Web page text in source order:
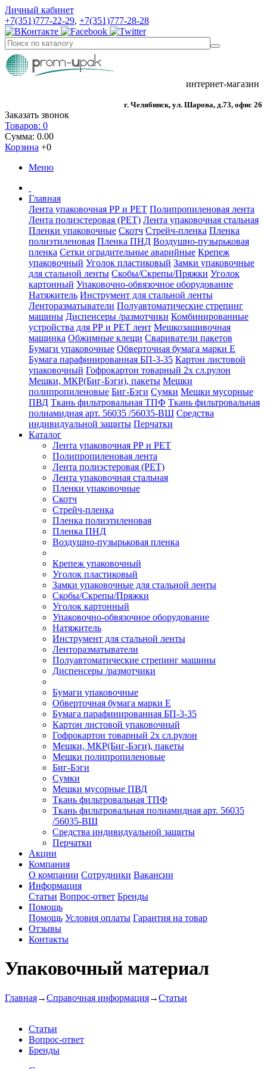
Личный кабинет
+7(351)777-22-29, +7(351)777-28-28
интернет-магазин
г. Челябинск, ул. Шарова, д.73, офис 26
Заказать звонок
Товаров: 0
Сумма: 0.00
Корзина +0
Меню
Главная
Лента упаковочная РР и РЕТ Полипропиленовая лента
Лента полиэстеровая (РЕТ) Лента упаковочная стальная
Пленки упаковочные Скотч Стрейч-пленка Пленка
полиэтиленовая Пленка ПНД Воздушно-пузырьковая
пленка Сетки оградительные аварийные Крепеж
упаковочный Уголок пластиковый Замки упаковочные
для стальной ленты Скобы/Скрепы/Пряжки Уголок
картонный Упаковочно-обвязочное оборудование
Натяжитель Инструмент для стальной ленты
Ленторазматыватели Полуавтоматические стрепинг
машины Диспенсеры /размотчики Комбинированные
устройства для РР и РЕТ лент Мешкозашивочная
машинка Обжимные клещи Свариватели пакетов
Бумаги упаковочные Обверточная бумага марки Е
Бумага парафинированная БП-3-35 Картон листовой
упаковочный Гофрокартон товарный 2х сл.рулон
Мешки, МКР(Биг-Бэги), пакеты Мешки
полипропиленовые Биг-Бэги Сумки Мешки мусорные
ПВД Ткань фильтровальная ТПФ Ткань фильтровальная
полиамидная арт. 56035 /56035-ВШ Средства
индивидуальной защиты Перчатки
Каталог
Лента упаковочная РР и РЕТ
Полипропиленовая лента
Лента полиэстеровая (РЕТ)
Лента упаковочная стальная
Пленки упаковочные
Скотч
Стрейч-пленка
Пленка полиэтиленовая
Пленка ПНД
Воздушно-пузырьковая пленка
Крепеж упаковочный
Уголок пластиковый
Замки упаковочные для стальной ленты
Скобы/Скрепы/Пряжки
Уголок картонный
Упаковочно-обвязочное оборудование
Натяжитель
Инструмент для стальной ленты
Ленторазматыватели
Полуавтоматические стрепинг машины
Диспенсеры /размотчики
Бумаги упаковочные
Обверточная бумага марки Е
Бумага парафинированная БП-3-35
Картон листовой упаковочный
Гофрокартон товарный 2х сл.рулон
Мешки, МКР(Биг-Бэги), пакеты
Мешки полипропиленовые
Биг-Бэги
Сумки
Мешки мусорные ПВД
Ткань фильтровальная ТПФ
Ткань фильтровальная полиамидная арт. 56035
/56035-ВШ
Средства индивидуальной защиты
Перчатки
Акции
Компания
О компании Сотрудники Вакансии
Информация
Статьи Вопрос-ответ Бренды
Помощь
Помощь Условия оплаты Гарантия на товар
Отзывы
Контакты
Упаковочный материал
Главная→Справочная информация→Статьи
Статьи
Вопрос-ответ
Бренды